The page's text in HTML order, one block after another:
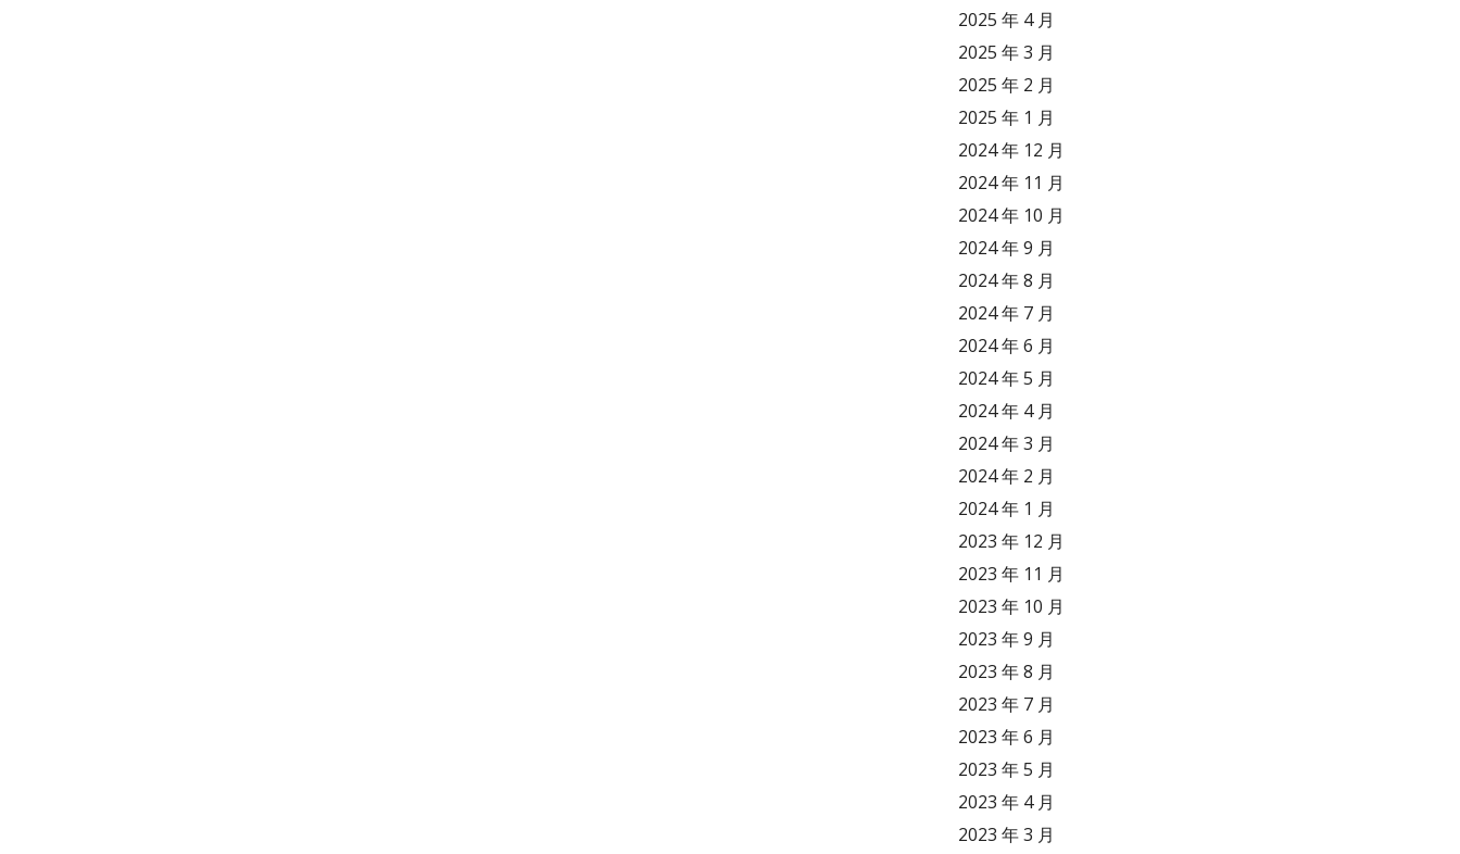
2025 年 4 月
2025 年 3 月
2025 年 2 月
2025 年 1 月
2024 年 12 月
2024 年 11 月
2024 年 10 月
2024 年 9 月
2024 年 8 月
2024 年 7 月
2024 年 6 月
2024 年 5 月
2024 年 4 月
2024 年 3 月
2024 年 2 月
2024 年 1 月
2023 年 12 月
2023 年 11 月
2023 年 10 月
2023 年 9 月
2023 年 8 月
2023 年 7 月
2023 年 6 月
2023 年 5 月
2023 年 4 月
2023 年 3 月